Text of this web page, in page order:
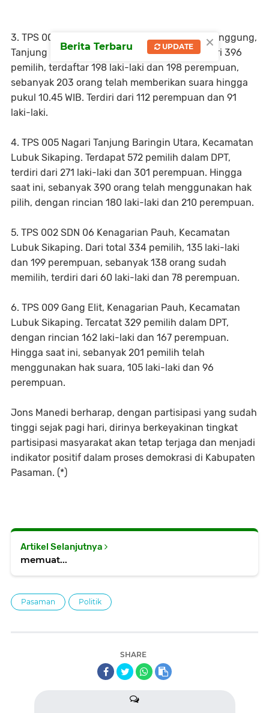
3. TPS 004 Simpang Telkom, Jorong Muara Manggung,
Tanjung Baringin Selatan, Lubuk Sikaping. Dari 396
pemilih, terdaftar 198 laki-laki dan 198 perempuan,
sebanyak 203 orang telah memberikan suara hingga
pukul 10.45 WIB. Terdiri dari 112 perempuan dan 91
laki-laki.
4. TPS 005 Nagari Tanjung Baringin Utara, Kecamatan
Lubuk Sikaping. Terdapat 572 pemilih dalam DPT,
terdiri dari 271 laki-laki dan 301 perempuan. Hingga
saat ini, sebanyak 390 orang telah menggunakan hak
pilih, dengan rincian 180 laki-laki dan 210 perempuan.
5. TPS 002 SDN 06 Kenagarian Pauh, Kecamatan
Lubuk Sikaping. Dari total 334 pemilih, 135 laki-laki
dan 199 perempuan, sebanyak 138 orang sudah
memilih, terdiri dari 60 laki-laki dan 78 perempuan.
6. TPS 009 Gang Elit, Kenagarian Pauh, Kecamatan
Lubuk Sikaping. Tercatat 329 pemilih dalam DPT,
dengan rincian 162 laki-laki dan 167 perempuan.
Hingga saat ini, sebanyak 201 pemilih telah
menggunakan hak suara, 105 laki-laki dan 96
perempuan.
Jons Manedi berharap, dengan partisipasi yang sudah
tinggi sejak pagi hari, dirinya berkeyakinan tingkat
partisipasi masyarakat akan tetap terjaga dan menjadi
indikator positif dalam proses demokrasi di Kabupaten
Pasaman. (*)
Artikel Selanjutnya
memuat...
Pasaman Politik
SHARE
×
Berita Terbaru UPDATE